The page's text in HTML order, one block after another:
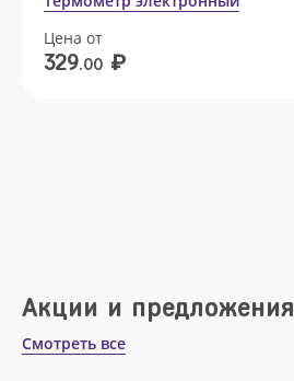
Цена от
329.00 ₽
Акции и предложения
Смотреть все